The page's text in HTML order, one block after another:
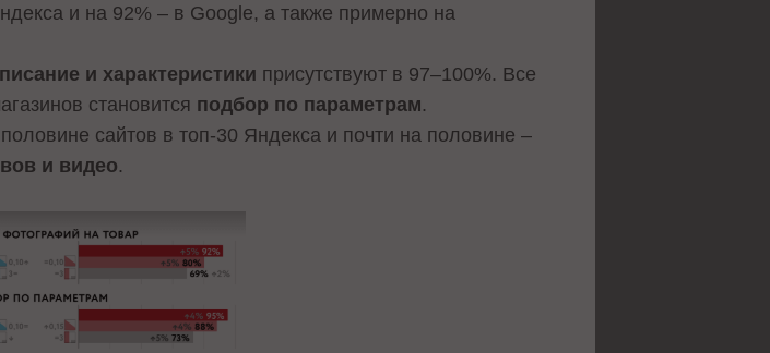
и на 92% – в Google, а также примерно на
и характеристики присутствуют в 97–100%. Все
становится подбор по параметрам.
сайтов в топ-30 Яндекса и почти на половине –
и видео.